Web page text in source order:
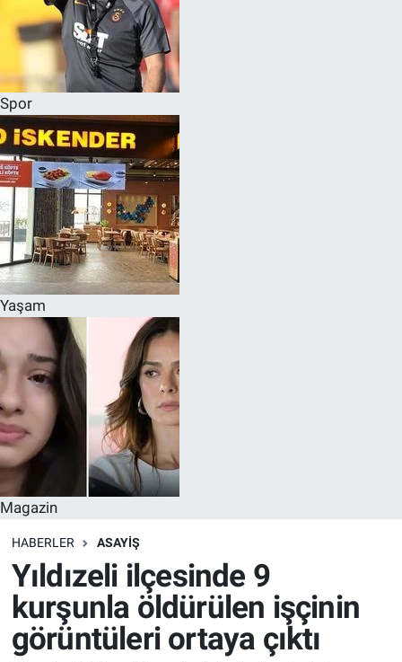
Spor
Yaşam
Magazin
HABERLER ASAYIŞ
Yıldızeli ilçesinde 9
kurşunla öldürülen işçinin
görüntüleri ortaya çıktı